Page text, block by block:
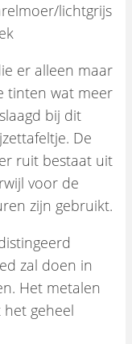
lichtgrijs
er alleen maar
tinten wat meer
bij dit
De
ruit bestaat uit
voor de
zijn gebruikt.
zal doen in
Het metalen
geheel